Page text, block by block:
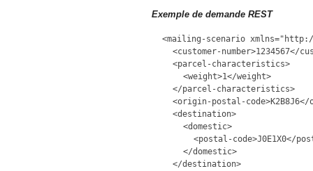
Exemple de demande REST
<mailing-scenario
<customer-number>1234567</
<parcel-characteristics>
<weight>1</weight>
</parcel-characteristics>
<origin-postal-
<destination>
<domestic>
<postal-code>J0E1X0</
</domestic>
</destination>